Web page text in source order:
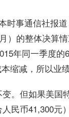
时事通信社报
）的整体决算
年同一季度
缩减，所以业
。但如果美
民币41,300